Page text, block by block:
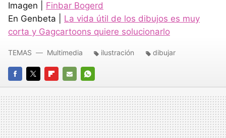
Imagen | Finbar Bogerd
En Genbeta | La vida útil de los dibujos es muy
corta y Gagcartoons quiere solucionarlo
FACEBOOK
TWITTERFLIPBOARD
E-
MAIL
WHATSAPP
TEMAS Multimedia ilustración dibujar